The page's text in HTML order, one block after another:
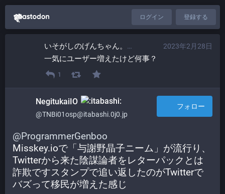
ログイン 登録する
2023年2月28日
いそがしのげんちゃん。​
一気にユーザー増えたけど何事？
1
NegitukaiIO
@TNBi01osp@itabashi.0j0.jp
フォロー
@ProgrammerGenboo
Misskey.ioで「与謝野晶子ニーム」が流行り、
Twitterから来た陰謀論者をレターパックとは
詐欺ですスタンプで追い返したのがTwitterで
バズって移民が増えた感じ